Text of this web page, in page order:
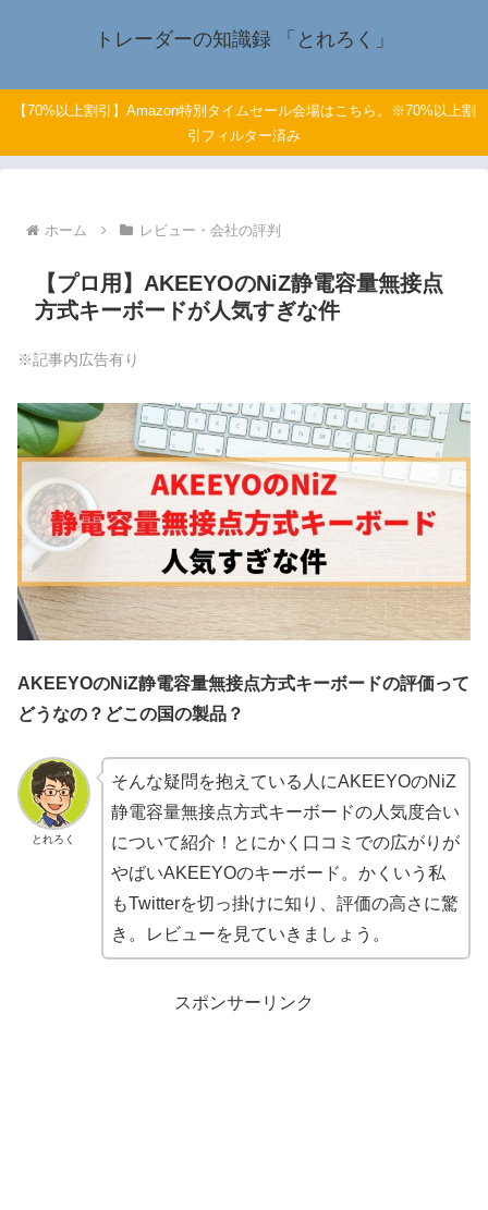
トレーダーの知識録 「とれろく」
【70%以上割引】Amazon特別タイムセール会場はこちら。※70%以上割
引フィルター済み
ホーム レビュー・会社の評判
【プロ用】AKEEYOのNiZ静電容量無接点
方式キーボードが人気すぎな件
※記事内広告有り
AKEEYOのNiZ静電容量無接点方式キーボードの評価って
どうなの？どこの国の製品？
とれろく
そんな疑問を抱えている人にAKEEYOのNiZ
静電容量無接点方式キーボードの人気度合い
について紹介！とにかく口コミでの広がりが
やばいAKEEYOのキーボード。かくいう私
もTwitterを切っ掛けに知り、評価の高さに驚
き。レビューを見ていきましょう。
スポンサーリンク